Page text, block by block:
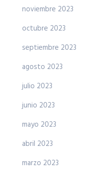
noviembre 2023
octubre 2023
septiembre 2023
agosto 2023
julio 2023
junio 2023
mayo 2023
abril 2023
marzo 2023